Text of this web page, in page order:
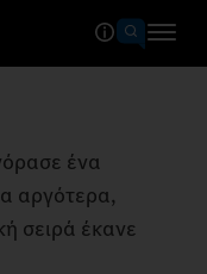
ένα
αργότερα,
σειρά έκανε